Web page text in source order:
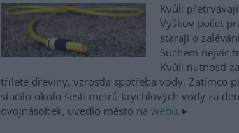
Kvůli
Vyškov počet
starají o
Suchem nejvíc
Kvůli nutnosti
tříleté dřeviny, vzrostla spotřeba vody. Zatímco
stačilo okolo šesti metrů krychlových vody za
dvojnásobek, uvedlo město na webu.